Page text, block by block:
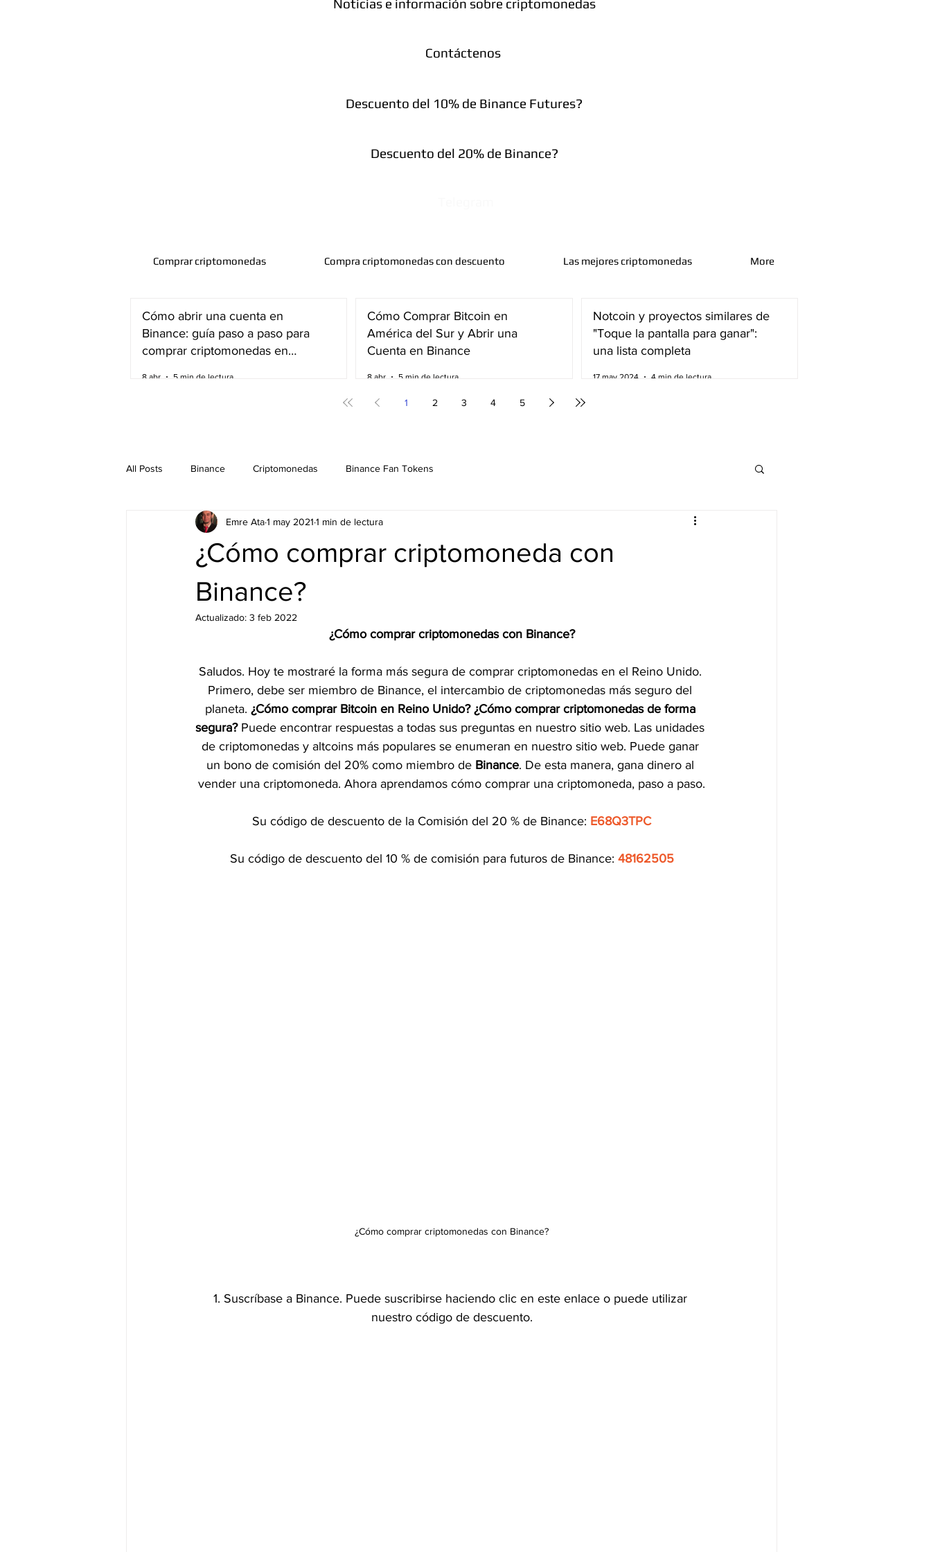
Noticias e información sobre criptomonedas
Contáctenos
Descuento del 10% de Binance Futures?
Descuento del 20% de Binance?
Comprar criptomonedas Compra criptomonedas con descuento Las mejores criptomonedas More
Cómo abrir una cuenta en
Binance: guía paso a paso para
comprar criptomonedas en
8 abr 5 min de lectura
Cómo Comprar Bitcoin en
América del Sur y Abrir una
Cuenta en Binance
8 abr 5 min de lectura
Notcoin y proyectos similares de
"Toque la pantalla para ganar":
una lista completa
17 may 2024 4 min de lectura
1 2 3 4 5
All Posts Binance Criptomonedas Binance Fan Tokens
¿Cómo comprar criptomoneda con
Binance?
Emre Ata1 may 2021 1 min de lectura
Actualizado: 3 feb 2022
¿Cómo comprar criptomonedas con Binance?
Saludos. Hoy te mostraré la forma más segura de comprar criptomonedas en el Reino Unido.
Primero, debe ser miembro de Binance, el intercambio de criptomonedas más seguro del
planeta. ¿Cómo comprar Bitcoin en Reino Unido? ¿Cómo comprar criptomonedas de forma
segura? Puede encontrar respuestas a todas sus preguntas en nuestro sitio web. Las unidades
de criptomonedas y altcoins más populares se enumeran en nuestro sitio web. Puede ganar
un bono de comisión del 20% como miembro de Binance. De esta manera, gana dinero al
vender una criptomoneda. Ahora aprendamos cómo comprar una criptomoneda, paso a paso.
Su código de descuento de la Comisión del 20 % de Binance: E68Q3TPC
Su código de descuento del 10 % de comisión para futuros de Binance: 48162505
¿Cómo comprar criptomonedas con Binance?
1. Suscríbase a Binance. Puede suscribirse haciendo clic en este enlace o puede utilizar
nuestro código de descuento.